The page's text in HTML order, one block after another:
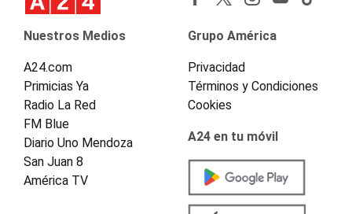
Nuestros Medios
A24.com
Primicias Ya
Radio La Red
FM Blue
Diario Uno Mendoza
San Juan 8
América TV
Grupo América
Privacidad
Términos y Condiciones
Cookies
A24 en tu móvil